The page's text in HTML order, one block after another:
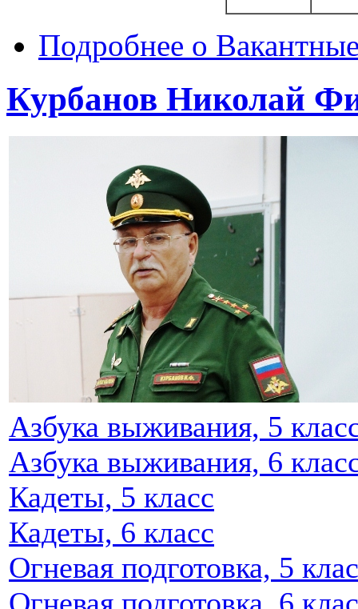
Подробнее о
Курбанов Николай
Азбука выживания, 5
Азбука выживания, 6
Кадеты, 5 класс
Кадеты, 6 класс
Огневая подготовка, 5